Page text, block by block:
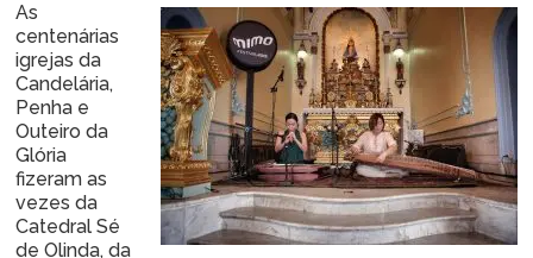
As
centenárias
igrejas da
Candelária,
Penha e
Outeiro da
Glória
fizeram as
vezes da
Catedral Sé
de Olinda, da